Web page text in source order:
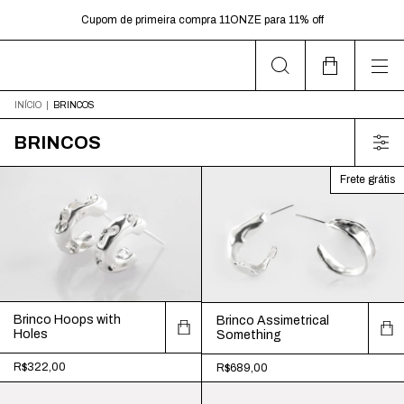
Cupom de primeira compra 11ONZE para 11% off
INÍCIO BRINCOS
BRINCOS
Brinco Hoops with
Holes
R$322,00
Frete grátis
Brinco Assimetrical
Something
R$689,00